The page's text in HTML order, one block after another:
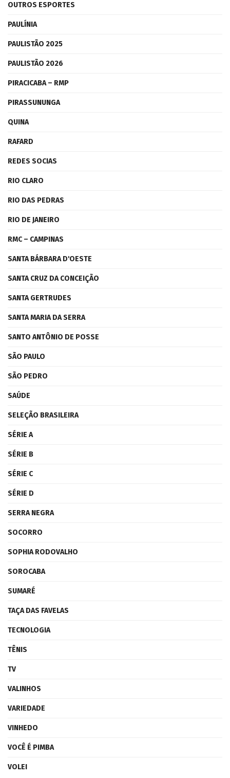
OUTROS ESPORTES
PAULÍNIA
PAULISTÃO 2025
PAULISTÃO 2026
PIRACICABA – RMP
PIRASSUNUNGA
QUINA
RAFARD
REDES SOCIAS
RIO CLARO
RIO DAS PEDRAS
RIO DE JANEIRO
RMC – CAMPINAS
SANTA BÁRBARA D'OESTE
SANTA CRUZ DA CONCEIÇÃO
SANTA GERTRUDES
SANTA MARIA DA SERRA
SANTO ANTÔNIO DE POSSE
SÃO PAULO
SÃO PEDRO
SAÚDE
SELEÇÃO BRASILEIRA
SÉRIE A
SÉRIE B
SÉRIE C
SÉRIE D
SERRA NEGRA
SOCORRO
SOPHIA RODOVALHO
SOROCABA
SUMARÉ
TAÇA DAS FAVELAS
TECNOLOGIA
TÊNIS
TV
VALINHOS
VARIEDADE
VINHEDO
VOCÊ É PIMBA
VOLEI